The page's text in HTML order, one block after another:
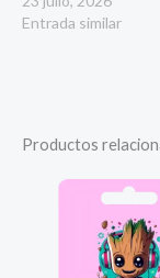
Entrada similar
Productos